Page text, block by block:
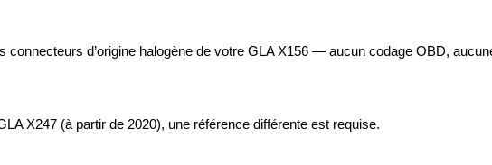
d’origine halogène de votre GLA X156 — aucun codage OBD,
X247 (à partir de 2020), une référence différente est requise.